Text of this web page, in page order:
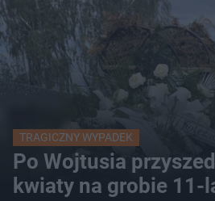
TRAGICZNY WYPADEK
Po Wojtusia
kwiaty na grobie 11-